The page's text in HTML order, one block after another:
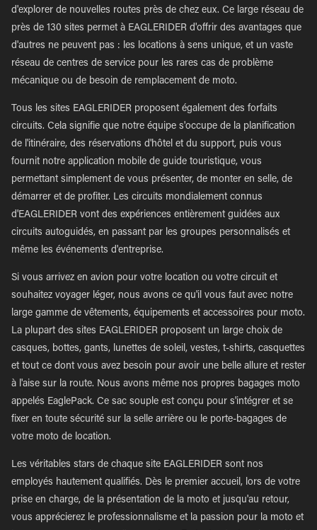
d'explorer de nouvelles routes près de chez eux. Ce large réseau de
près de 130 sites permet à EAGLERIDER d'offrir des avantages que
d'autres ne peuvent pas : les locations à sens unique, et un vaste
réseau de centres de service pour les rares cas de problème
mécanique ou de besoin de remplacement de moto.
Tous les sites EAGLERIDER proposent également des forfaits
circuits. Cela signifie que notre équipe s'occupe de la planification
de l'itinéraire, des réservations d'hôtel et du support, puis vous
fournit notre application mobile de guide touristique, vous
permettant simplement de vous présenter, de monter en selle, de
démarrer et de profiter. Les circuits mondialement connus
d'EAGLERIDER vont des expériences entièrement guidées aux
circuits autoguidés, en passant par les groupes personnalisés et
même les événements d'entreprise.
Si vous arrivez en avion pour votre location ou votre circuit et
souhaitez voyager léger, nous avons ce qu'il vous faut avec notre
large gamme de vêtements, équipements et accessoires pour moto.
La plupart des sites EAGLERIDER proposent un large choix de
casques, bottes, gants, lunettes de soleil, vestes, t-shirts, casquettes
et tout ce dont vous avez besoin pour avoir une belle allure et rester
à l'aise sur la route. Nous avons même nos propres bagages moto
appelés EaglePack. Ce sac souple est conçu pour s'intégrer et se
fixer en toute sécurité sur la selle arrière ou le porte-bagages de
votre moto de location.
Les véritables stars de chaque site EAGLERIDER sont nos
employés hautement qualifiés. Dès le premier accueil, lors de votre
prise en charge, de la présentation de la moto et jusqu'au retour,
vous apprécierez le professionnalisme et la passion pour la moto et